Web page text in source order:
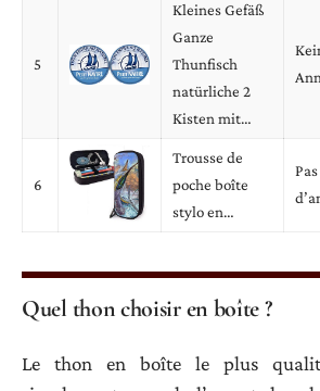
5
Kleines Gefäß
Ganze
Thunfisch
natürliche 2
Kisten mit…
6
Trousse de
poche boîte
stylo en…
Pas
Quel thon choisir en boîte ?
Le thon en boîte le plus